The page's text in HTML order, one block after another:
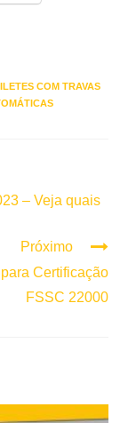
COM TRAVAS
– Veja quais
Próximo
Certificação
FSSC 22000